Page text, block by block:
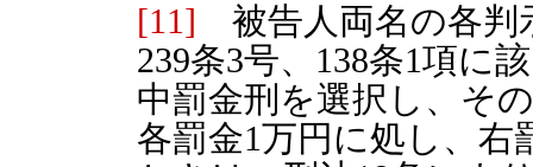
[11] 被告人両名の各判
239条3号、138条1項に
中罰金刑を選択し、そ
各罰金1万円に処し、